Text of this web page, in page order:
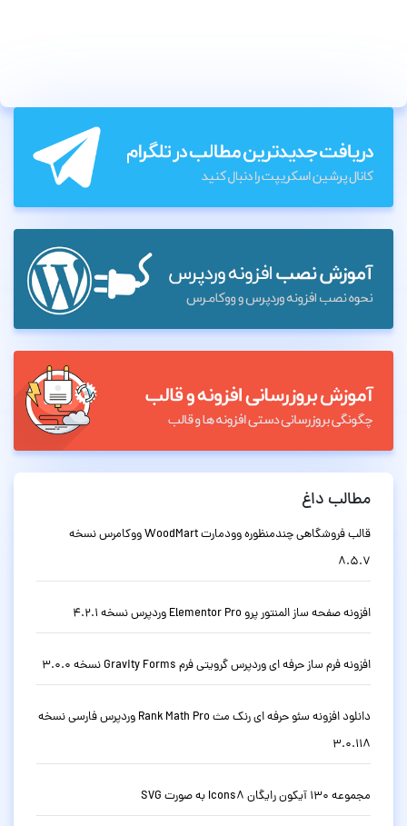
مطالب داغ
قالب فروشگاهی چندمنظوره وودمارت WoodMart ووکامرس نسخه
8.5.7
افزونه صفحه ساز المنتور پرو Elementor Pro وردپرس نسخه 4.2.1
افزونه فرم ساز حرفه ای وردپرس گرویتی فرم Gravity Forms نسخه 3.0.0
دانلود افزونه سئو حرفه ای رنک مث Rank Math Pro وردپرس فارسی نسخه
3.0.118
مجموعه 130 آیکون رایگان Icons8 به صورت SVG